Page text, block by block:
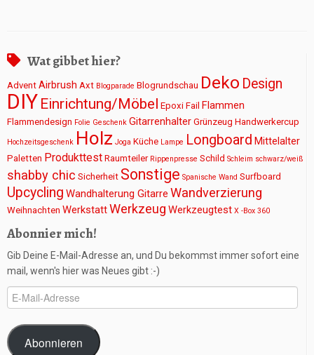
Wat gibbet hier?
Advent Airbrush Axt Blogparade Blogrundschau Deko Design
DIY Einrichtung/Möbel Epoxi Fail Flammen
Flammendesign Folie Geschenk Gitarrenhalter Grünzeug Handwerkercup
Hochzeitsgeschenk Holz Joga Küche Lampe Longboard Mittelalter
Paletten Produkttest Raumteiler Rippenpresse Schild Schleim schwarz/weiß
shabby chic Sicherheit Sonstige Spanische Wand Surfboard
Upcycling Wandhalterung Gitarre Wandverzierung
Weihnachten WerkstattWerkzeug Werkzeugtest X -Box 360
Abonnier mich!
Gib Deine E-Mail-Adresse an, und Du bekommst immer sofort eine
mail, wenn's hier was Neues gibt :-)
E-
Mail-
Adresse
Abonnieren